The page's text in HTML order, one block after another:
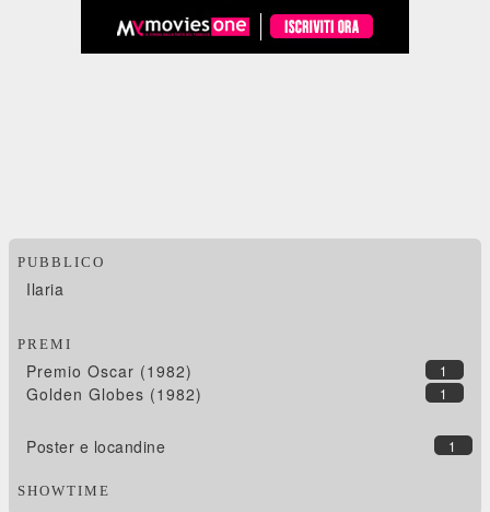
PUBBLICO
Ilaria
PREMI
1
Premio Oscar (1982)
1
Golden Globes (1982)
1
Poster e locandine
SHOWTIME